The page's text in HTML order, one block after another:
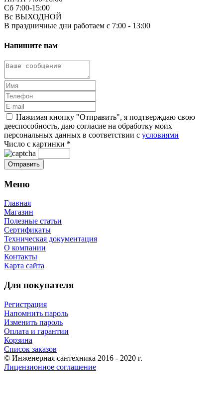
Сб 7:00-15:00
Вс ВЫХОДНОЙ
В праздничные дни работаем с 7:00 - 13:00
Напишите нам
Нажимая кнопку "Отправить", я подтверждаю свою
дееспособность, даю согласие на обработку моих
персональных данных в соответствии с условиями
Число с картинки *
Меню
Главная
Магазин
Полезные статьи
Сертификаты
Техническая документация
О компании
Контакты
Карта сайта
Для покупателя
Регистрация
Напомнить пароль
Изменить пароль
Оплата и гарантии
Корзина
Список заказов
© Инженерная сантехника 2016 - 2020 г.
Лицензионное соглашение